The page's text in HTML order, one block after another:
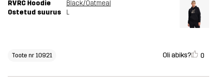
RVRC Hoodie
Black/Oatmeal
Ostetud suurus
L
Toote nr 10921 Oli abiks? 0